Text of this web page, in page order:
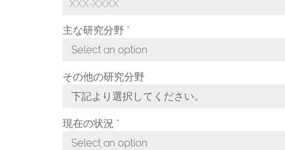
主な研究分野 *
Select an option
その他の研究分野
下記より選択してください。
現在の状況 *
Select an option